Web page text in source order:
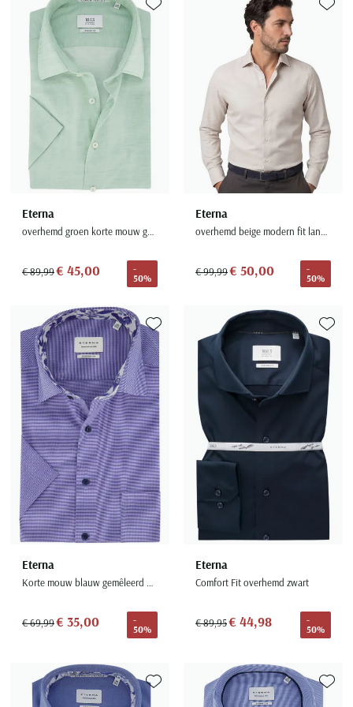
Eterna
overhemd groen korte mouw gemêleerd
€ 89,99€ 45,00
-
50%
Toevoegen aan favorieten
Eterna
overhemd beige modern fit lange mouw
€ 99,99€ 50,00
-
50%
Eterna
Korte mouw blauw gemêleerd overhemd comfort fit
€ 69,99€ 35,00
-
50%
Toevoegen aan favorieten
Eterna
Comfort Fit overhemd zwart
€ 89,95€ 44,98
-
50%
Toevoegen aan favorieten